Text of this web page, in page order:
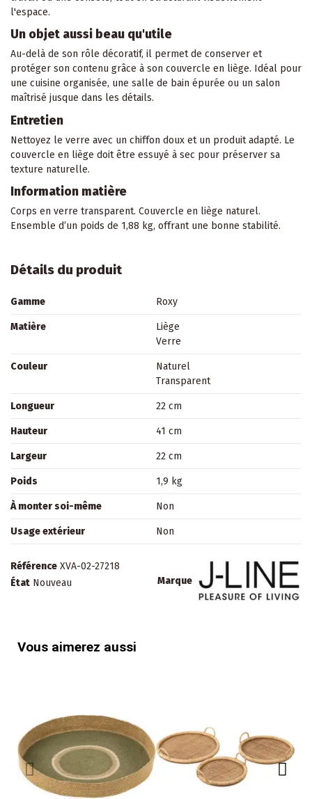
l'espace.
Un objet aussi beau qu'utile
Au-delà de son rôle décoratif, il permet de conserver et
protéger son contenu grâce à son couvercle en liège. Idéal pour
une cuisine organisée, une salle de bain épurée ou un salon
maîtrisé jusque dans les détails.
Entretien
Nettoyez le verre avec un chiffon doux et un produit adapté. Le
couvercle en liège doit être essuyé à sec pour préserver sa
texture naturelle.
Information matière
Corps en verre transparent. Couvercle en liège naturel.
Ensemble d’un poids de 1,88 kg, offrant une bonne stabilité.
Détails du produit
Gamme Roxy
Matière
Liège
Verre
Couleur
Naturel
Transparent
Longueur 22 cm
Hauteur 41 cm
Largeur 22 cm
Poids 1,9 kg
À monter soi-même Non
Usage extérieur Non
Marque
Référence XVA-02-27218
État Nouveau
Vous aimerez aussi